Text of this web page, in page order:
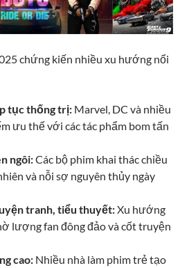
chứng kiến nhiều xu hướng nổi
tục thống trị: Marvel, DC và nhiều
ưu thế với các tác phẩm bom tấn
ngôi:Các bộ phim khai thác chiều
và nỗi sợ nguyên thủy ngày
tranh, tiểu thuyết:Xu hướng
lượng fan đông đảo và cốt truyện
cao: Nhiều nhà làm phim trẻ tạo